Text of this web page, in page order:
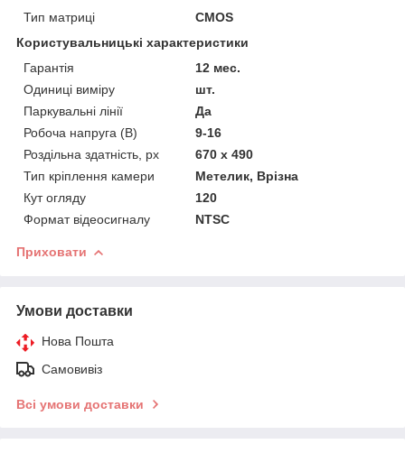
Тип матриці
CMOS
Користувальницькі характеристики
Гарантія
12 мес.
Одиниці виміру
шт.
Паркувальні лінії
Да
Робоча напруга (В)
9-16
Роздільна здатність, px
670 х 490
Тип кріплення камери
Метелик, Врізна
Кут огляду
120
Формат відеосигналу
NTSC
Приховати
Умови доставки
Нова Пошта
Самовивіз
Всі умови доставки